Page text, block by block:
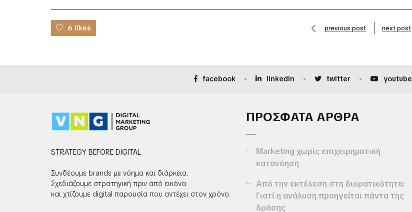
6 likes previous post next post
facebook linkedin twitter youtube
STRATEGY BEFORE DIGITAL
Συνδέουμε brands με νόημα και διάρκεια.
Σχεδιάζουμε στρατηγική πριν από εικόνα
και χτίζουμε digital παρουσία που αντέχει στον χρόνο.
ΠΡΟΣΦΑΤΑ ΑΡΘΡΑ
Marketing χωρίς επιχειρηματική
κατανόηση
Από την εκτέλεση στη διορατικότητα:
Γιατί η ανάλυση προηγείται πάντα της
δράσης